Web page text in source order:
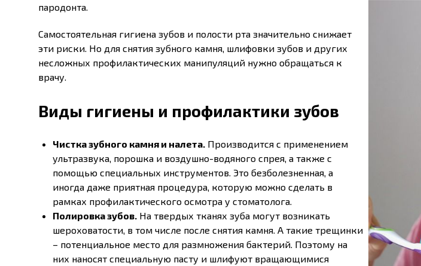
пародонта.
Самостоятельная гигиена зубов и полости рта значительно снижает
эти риски. Но для снятия зубного камня, шлифовки зубов и других
несложных профилактических манипуляций нужно обращаться к
врачу.
Виды гигиены и профилактики зубов
Чистка зубного камня и налета. Производится с применением
ультразвука, порошка и воздушно-водяного спрея, а также с
помощью специальных инструментов. Это безболезненная, а
иногда даже приятная процедура, которую можно сделать в
рамках профилактического осмотра у стоматолога.
Полировка зубов. На твердых тканях зуба могут возникать
шероховатости, в том числе после снятия камня. А такие трещинки
– потенциальное место для размножения бактерий. Поэтому на
них наносят специальную пасту и шлифуют вращающимися